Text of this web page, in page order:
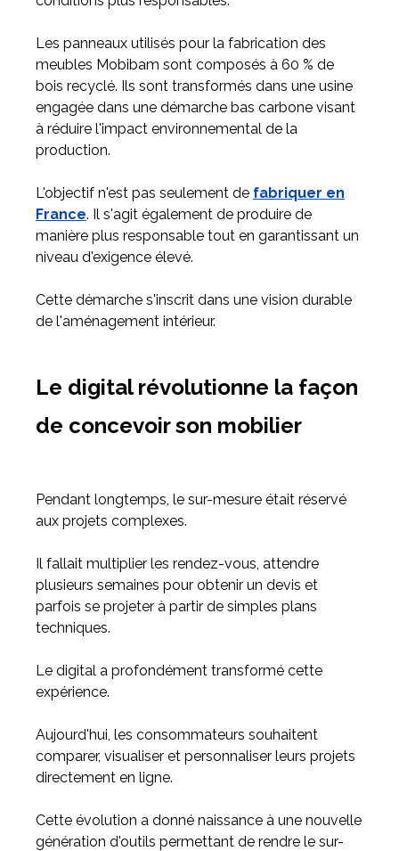
Les panneaux utilisés pour la fabrication des
meubles Mobibam sont composés à 60 % de
bois recyclé. Ils sont transformés dans une usine
engagée dans une démarche bas carbone visant
à réduire l'impact environnemental de la
production.
L'objectif n'est pas seulement de fabriquer en
France. Il s'agit également de produire de
manière plus responsable tout en garantissant un
niveau d'exigence élevé.
Cette démarche s'inscrit dans une vision durable
de l'aménagement intérieur.
Le digital révolutionne la façon
de concevoir son mobilier
Pendant longtemps, le sur-mesure était réservé
aux projets complexes.
Il fallait multiplier les rendez-vous, attendre
plusieurs semaines pour obtenir un devis et
parfois se projeter à partir de simples plans
techniques.
Le digital a profondément transformé cette
expérience.
Aujourd'hui, les consommateurs souhaitent
comparer, visualiser et personnaliser leurs projets
directement en ligne.
Cette évolution a donné naissance à une nouvelle
génération d'outils permettant de rendre le sur-